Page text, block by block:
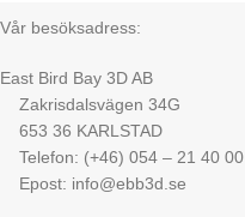
Vår besöksadress:
East Bird Bay 3D AB
Zakrisdalsvägen 34G
653 36 KARLSTAD
Telefon: (+46) 054 – 21 40 00
Epost: info@ebb3d.se